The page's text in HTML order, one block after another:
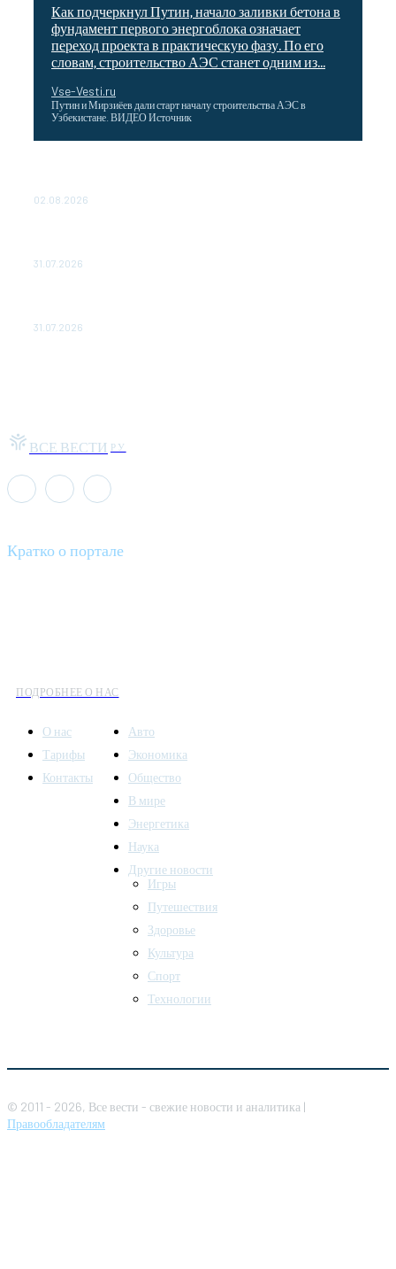
Как подчеркнул Путин, начало заливки бетона в
фундамент первого энергоблока означает
переход проекта в практическую фазу. По его
словам, строительство АЭС станет одним из...
Vse-Vesti.ru
Путин и Мирзиёев дали старт началу строительства АЭС в
Узбекистане. ВИДЕО Источник
02.08.2026
31.07.2026
31.07.2026
ВСЕ ВЕСТИ РУ
Кратко о портале
ПОДРОБНЕЕ О НАС
О нас
Тарифы
Контакты
Авто
Экономика
Общество
В мире
Энергетика
Наука
Другие новости
Игры
Путешествия
Здоровье
Культура
Спорт
Технологии
© 2011 - 2026, Все вести - свежие новости и аналитика |
Правообладателям